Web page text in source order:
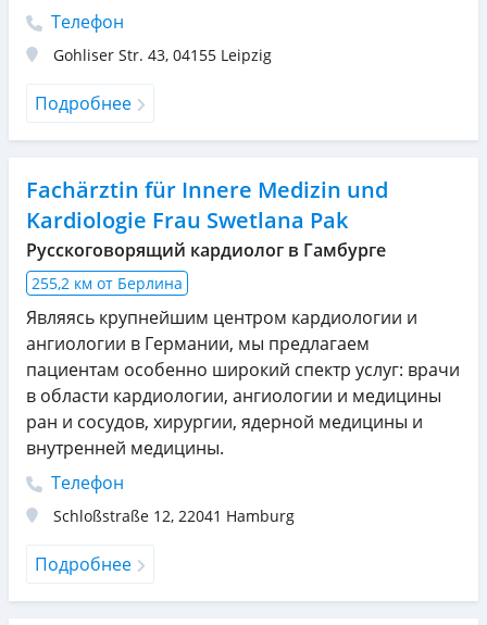
Телефон
Gohliser Str. 43, 04155 Leipzig
Подробнее
Fachärztin für Innere Medizin und
Kardiologie Frau Swetlana Pak
Русскоговорящий кардиолог в Гамбурге
255,2 км от Берлина
Являясь крупнейшим центром кардиологии и
ангиологии в Германии, мы предлагаем
пациентам особенно широкий спектр услуг: врачи
в области кардиологии, ангиологии и медицины
ран и сосудов, хирургии, ядерной медицины и
внутренней медицины.
Телефон
Schloßstraße 12, 22041 Hamburg
Подробнее